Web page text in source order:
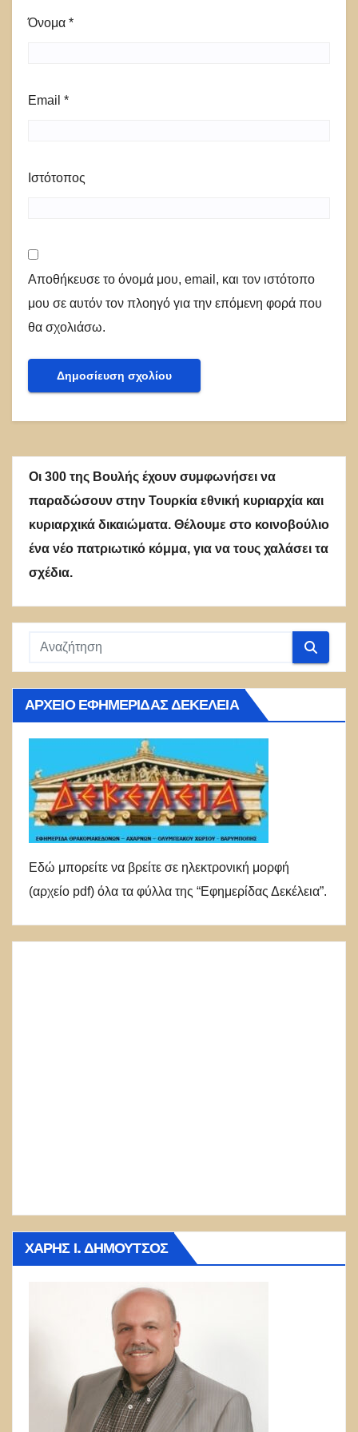
Όνομα *
Email *
Ιστότοπος
Αποθήκευσε το όνομά μου, email, και τον ιστότοπο
μου σε αυτόν τον πλοηγό για την επόμενη φορά που
θα σχολιάσω.
Οι 300 της Βουλής έχουν συμφωνήσει να
παραδώσουν στην Τουρκία εθνική κυριαρχία και
κυριαρχικά δικαιώματα. Θέλουμε στο κοινοβούλιο
ένα νέο πατριωτικό κόμμα, για να τους χαλάσει τα
σχέδια.
ΑΡΧΕΊΟ ΕΦΗΜΕΡΊΔΑΣ ΔΕΚΈΛΕΙΑ
Εδώ μπορείτε να βρείτε σε ηλεκτρονική μορφή
(αρχείο pdf) όλα τα φύλλα της “Εφημερίδας Δεκέλεια”.
ΧΆΡΗΣ Ι. ΔΗΜΟΎΤΣΟΣ